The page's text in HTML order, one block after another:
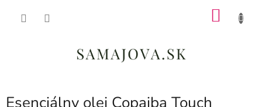
Esenciálny olej Copaiba Touch